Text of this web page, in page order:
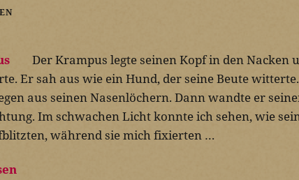
Der Krampus legte seinen Kopf in den Nacken
Er sah aus wie ein Hund, der seine Beute
aus seinen Nasenlöchern. Dann wandte er
Im schwachen Licht konnte ich sehen, wie
während sie mich fixierten …